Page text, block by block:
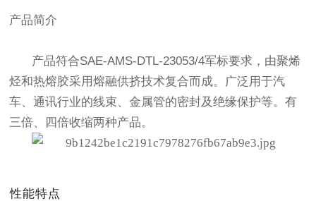
产品简介
产品符合SAE-AMS-DTL-23053/4军标要求，由聚烯
烃和热熔胶采用熔融供挤技术复合而成。广泛用于汽
车、通讯行业的线束、金属管的密封及绝缘保护等。有
三倍、四倍收缩两种产品。
性能特点